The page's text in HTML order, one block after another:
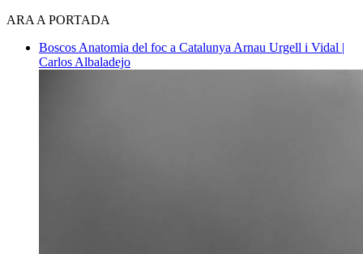
ARA A PORTADA
Boscos Anatomia del foc a Catalunya Arnau Urgell i Vidal |
Carlos Albaladejo